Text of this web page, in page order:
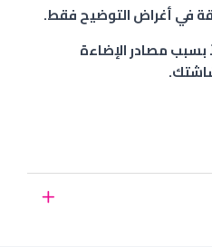
في أغراض التوضيح فقط.
بسبب مصادر الإضاءة